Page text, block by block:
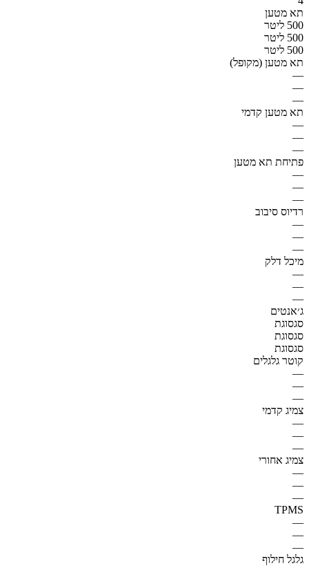
תא מטען
500 ליטר
500 ליטר
500 ליטר
תא מטען (מקופל)
—
—
—
תא מטען קדמי
—
—
—
פתיחת תא מטען
—
—
—
רדיוס סיבוב
—
—
—
מיכל דלק
—
—
—
ג׳אנטים
סגסוגת
סגסוגת
סגסוגת
קוטר גלגלים
—
—
—
צמיג קדמי
—
—
—
צמיג אחורי
—
—
—
TPMS
—
—
—
גלגל חילוף